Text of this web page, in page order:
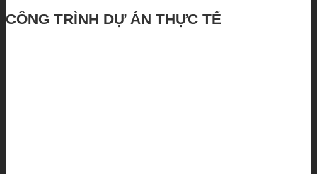
CÔNG TRÌNH DỰ ÁN THỰC TẾ